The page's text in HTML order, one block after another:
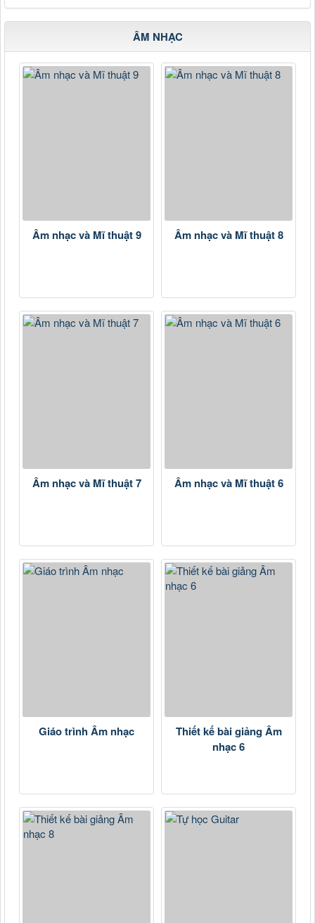
ÂM NHẠC
Âm nhạc và Mĩ thuật 9 Âm nhạc và Mĩ thuật 8
Âm nhạc và Mĩ thuật 7 Âm nhạc và Mĩ thuật 6
Giáo trình Âm nhạc
Thiết kế bài giảng Âm
nhạc 6